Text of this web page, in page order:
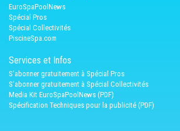
EuroSpaPoolNews
Spécial Pros
Spécial Collectivités
PiscineSpa.com
Services et Infos
S'abonner gratuitement à Spécial Pros
S'abonner gratuitement à Spécial Collectivités
Media Kit EuroSpaPoolNews (PDF)
Spécification Techniques pour la publicité (PDF)